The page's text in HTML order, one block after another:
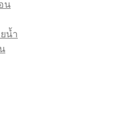
น
น้ำ